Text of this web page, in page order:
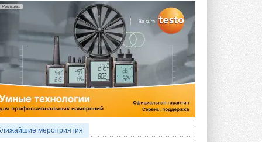
Китайская Shenling представила
линейку тепловых насосов
«воздух-вода» на R290
Серия ThermaX R290 All-In-One
включает три модели ...
4 АВГУСТА 2026
Тепловые насосы в связке с
солнечной генерацией и
накопителем снижают
потребление на 60%
Исследователи из Италии установили ...
4 АВГУСТА 2026
Реклама
мероприятия